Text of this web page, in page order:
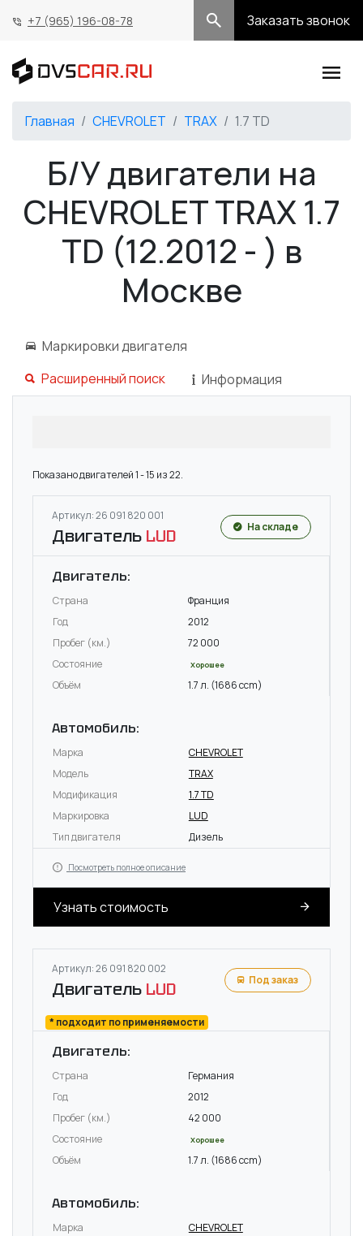
+7 (965) 196-08-78 Заказать звонок
Главная CHEVROLET TRAX 1.7 TD
Б/У двигатели на
CHEVROLET TRAX 1.7
TD (12.2012 - ) в
Москве
Маркировки двигателя
Расширенный поиск
Информация
Показано двигателей 1 - 15 из 22.
Артикул: 26 091 820 001
Двигатель LUD На складе
Двигатель:
Страна
Франция
Год
2012
Пробег (км.)
72 000
Состояние
Хорошее
Объём 1.7 л. (1686 ccm)
Автомобиль:
Марка
CHEVROLET
Модель
TRAX
Модификация
1.7 TD
Маркировка
LUD
Тип двигателя
Дизель
Посмотреть полное описание
Узнать стоимость
Артикул: 26 091 820 002
Двигатель LUD
* подходит по применяемости
Под заказ
Двигатель:
Страна
Германия
Год
2012
Пробег (км.)
42 000
Состояние
Хорошее
Объём 1.7 л. (1686 ccm)
Автомобиль:
Марка
CHEVROLET